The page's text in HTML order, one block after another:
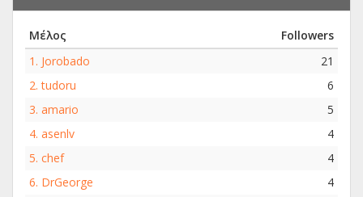
Μέλος
Followers
1. Jorobado
21
2.tudoru
6
3. amario
5
4. asenlv
4
5. chef
4
6. DrGeorge
4